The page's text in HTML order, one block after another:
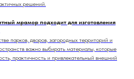
решений.
мрамор подходит для изготовления
парков, дворов, загородных территорий и
важно выбирать материалы, которые
практичность и привлекательный внешний